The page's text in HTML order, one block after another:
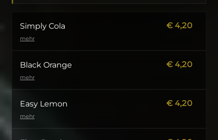
Simply Cola € 4,20
mehr
Black Orange € 4,20
mehr
Easy Lemon € 4,20
mehr